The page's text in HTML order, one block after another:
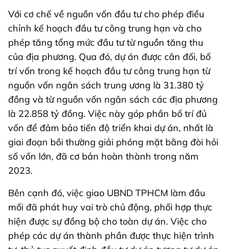
Với cơ chế về nguồn vốn đầu tư cho phép điều
chỉnh kế hoạch đầu tư công trung hạn và cho
phép tăng tổng mức đầu tư từ nguồn tăng thu
của địa phương. Qua đó, dự án được cân đối, bố
trí vốn trong kế hoạch đầu tư công trung hạn từ
nguồn vốn ngân sách trung ương là 31.380 tỷ
đồng và từ nguồn vốn ngân sách các địa phương
là 22.858 tỷ đồng. Việc này góp phần bố trí đủ
vốn để đảm bảo tiến độ triển khai dự án, nhất là
giai đoạn bồi thường giải phóng mặt bằng đòi hỏi
số vốn lớn, đã cơ bản hoàn thành trong năm
2023.
Bên cạnh đó, việc giao UBND TPHCM làm đầu
mối đã phát huy vai trò chủ động, phối hợp thực
hiện được sự đồng bộ cho toàn dự án. Việc cho
phép các dự án thành phần được thực hiện trình